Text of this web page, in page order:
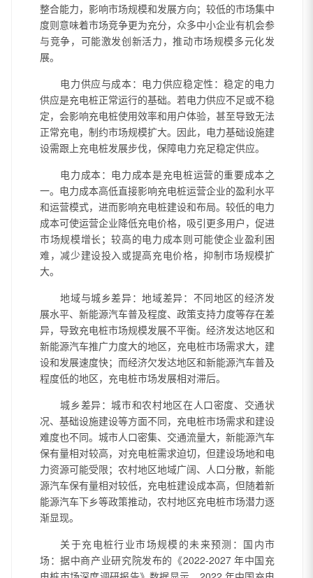
整合能力，影响市场规模和发展方向；较低的市场集中
度则意味着市场竞争更为充分，众多中小企业有机会参
与竞争，可能激发创新活力，推动市场规模多元化发
展。
电力供应与成本：电力供应稳定性：稳定的电力
供应是充电桩正常运行的基础。若电力供应不足或不稳
定，会影响充电桩使用效率和用户体验，甚至导致无法
正常充电，制约市场规模扩大。因此，电力基础设施建
设需跟上充电桩发展步伐，保障电力充足稳定供应。
电力成本：电力成本是充电桩运营的重要成本之
一。电力成本高低直接影响充电桩运营企业的盈利水平
和运营模式，进而影响充电桩建设和布局。较低的电力
成本可使运营企业降低充电价格，吸引更多用户，促进
市场规模增长；较高的电力成本则可能使企业盈利困
难，减少建设投入或提高充电价格，抑制市场规模扩
大。
地域与城乡差异：地域差异：不同地区的经济发
展水平、新能源汽车普及程度、政策支持力度等存在差
异，导致充电桩市场规模发展不平衡。经济发达地区和
新能源汽车推广力度大的地区，充电桩市场需求大，建
设和发展速度快；而经济欠发达地区和新能源汽车普及
程度低的地区，充电桩市场发展相对滞后。
城乡差异：城市和农村地区在人口密度、交通状
况、基础设施建设等方面不同，充电桩市场需求和建设
难度也不同。城市人口密集、交通流量大，新能源汽车
保有量相对较高，对充电桩需求迫切，但建设场地和电
力资源可能受限；农村地区地域广阔、人口分散，新能
源汽车保有量相对较低，充电桩建设成本高，但随着新
能源汽车下乡等政策推动，农村地区充电桩市场潜力逐
渐显现。
关于充电桩行业市场规模的未来预测：国内市
场：据中商产业研究院发布的《2022-2027 年中国充